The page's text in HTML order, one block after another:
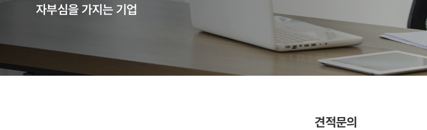
자부심을 가지는 기업
견적문의